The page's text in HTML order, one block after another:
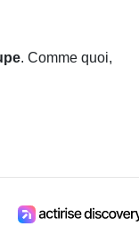
. Comme quoi,